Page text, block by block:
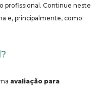
profissional. Continue neste
e, principalmente, como
avaliação para